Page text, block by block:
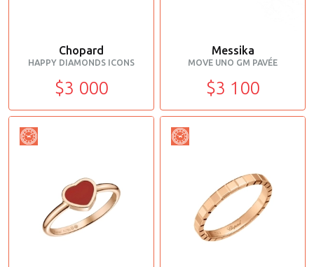
Chopard
HAPPY DIAMONDS ICONS
$3 000
Messika
MOVE UNO GM PAVÉE
$3 100